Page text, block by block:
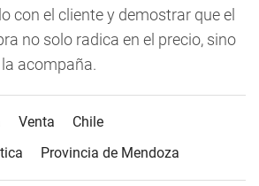
con el cliente y demostrar que el
no solo radica en el precio, sino
acompaña.
Venta
Chile
Provincia de Mendoza